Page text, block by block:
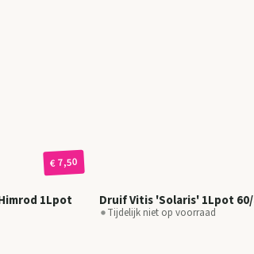
€ 7,50
1Lpot
Druif Vitis 'Solaris' 1Lpot
Tijdelijk niet op voorraad